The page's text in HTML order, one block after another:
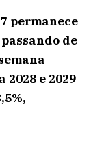
permanece
de
e 2029